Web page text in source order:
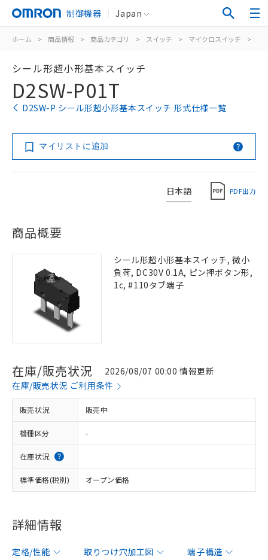
制御機器 Japan
ホーム > 商品情報 > 商品カテゴリ > スイッチ > マイクロスイッチ >
シール形超小形基本スイッチ
D2SW-P01T
D2SW-P シール形超小形基本スイッチ 形式仕様一覧
マイリストに追加
日本語 PDF出力
商品概要
シール形超小形基本スイッチ, 微小
負荷, DC30V 0.1A, ピン押ボタン形,
1c, #110タブ端子
在庫/販売状況
2026/08/07 00:00 情報更新
在庫/販売状況 ご利用条件
販売状況 販売中
機種区分 -
在庫状況
標準価格(税別) オープン価格
詳細情報
定格/性能 取りつけ穴加工図
端子構造